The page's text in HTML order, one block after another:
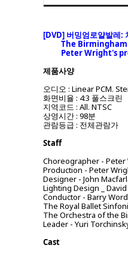
[DVD] 버밍엄로얄발레
The Birmingham
Peter Wright's
제품사양
오디오 : Linear PCM.
화면비율 : 4:3 풀스크린
지역코드 : All. NTSC
상영시간 : 98분
관람등급 : 전체관람가
Staff
Choreographer - Peter
Production - Peter
Designer - John
Lighting Design _ David
Conductor - Barry
The Royal Ballet
The Orchestra of the
Leader - Yuri
Cast